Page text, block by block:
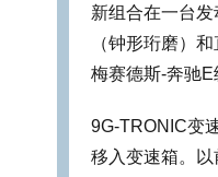
新组合在一台
（钟形珩磨）
梅赛德斯-奔驰E
9G-TRONIC变
移入变速箱。